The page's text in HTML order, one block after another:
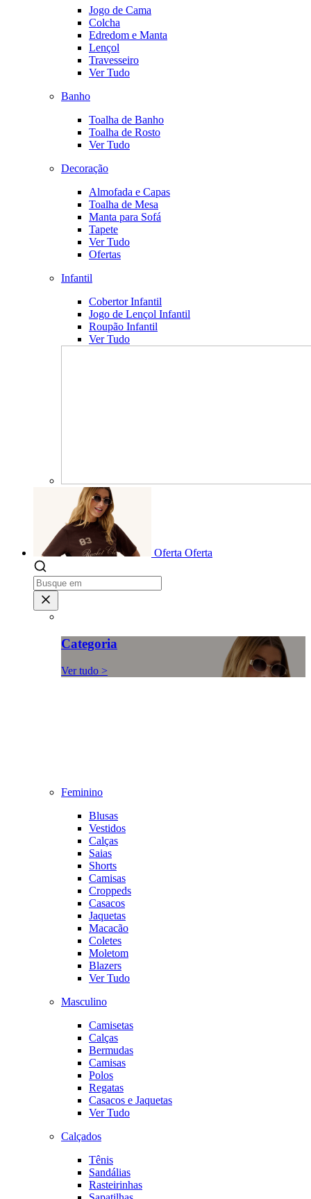
Jogo de Cama
Colcha
Edredom e Manta
Lençol
Travesseiro
Ver Tudo
Banho
Toalha de Banho
Toalha de Rosto
Ver Tudo
Decoração
Almofada e Capas
Toalha de Mesa
Manta para Sofá
Tapete
Ver Tudo
Ofertas
Infantil
Cobertor Infantil
Jogo de Lençol Infantil
Roupão Infantil
Ver Tudo
Oferta Oferta
Categoria
Ver tudo >
Feminino
Blusas
Vestidos
Calças
Saias
Shorts
Camisas
Croppeds
Casacos
Jaquetas
Macacão
Coletes
Moletom
Blazers
Ver Tudo
Masculino
Camisetas
Calças
Bermudas
Camisas
Polos
Regatas
Casacos e Jaquetas
Ver Tudo
Calçados
Tênis
Sandálias
Rasteirinhas